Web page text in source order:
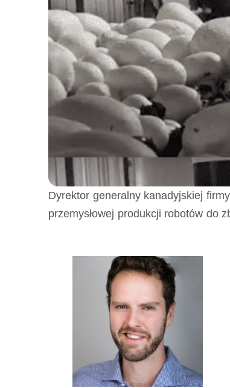
Dyrektor generalny kanadyjskiej
przemysłowej produkcji robotów do